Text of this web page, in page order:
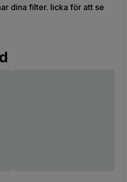
dina filter. licka för att se